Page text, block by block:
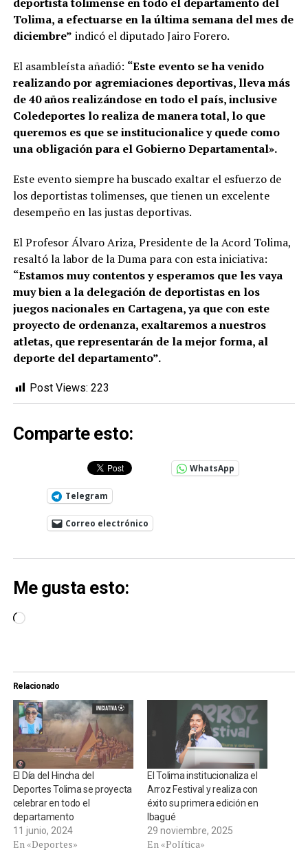
Tolima, a efectuarse en la última semana del mes de
diciembre” indicó el diputado Jairo Forero.
El asambleísta añadió: “Este evento se ha venido
realizando por agremiaciones deportivas, lleva más
de 40 años realizándose en todo el país, inclusive
Coledeportes lo realiza de manera total, lo que
queremos es que se institucionalice y quede como
una obligación para el Gobierno Departamental».
Este evento siempre ha buscado exaltar el esfuerzo de
los deportistas tolimenses, que tienen un excelente
desempeño en las justas deportivas.
El Profesor Álvaro Ariza, Presidente de la Acord Tolima,
resaltó la labor de la Duma para con esta iniciativa:
“Estamos muy contentos y esperamos que les vaya
muy bien a la delegación de deportistas en los
juegos nacionales en Cartagena, ya que con este
proyecto de ordenanza, exaltaremos a nuestros
atletas, que representarán de la mejor forma, al
deporte del departamento”.
Post Views: 223
Comparte esto:
WhatsApp
Telegram
Correo electrónico
Me gusta esto:
Cargando...
Relacionado
El Día del Hincha del
Deportes Tolima se proyecta
celebrar en todo el
departamento
11 junio, 2024
En «Deportes»
El Tolima institucionaliza el
Arroz Festival y realiza con
éxito su primera edición en
Ibagué
29 noviembre, 2025
En «Política»